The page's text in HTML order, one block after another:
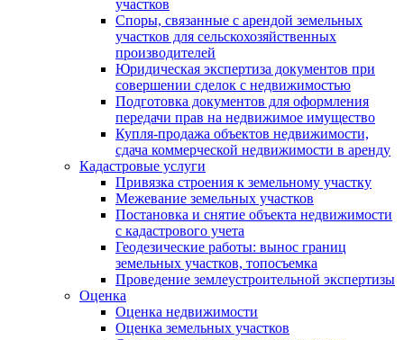
участков
Споры, связанные с арендой земельных
участков для сельскохозяйственных
производителей
Юридическая экспертиза документов при
совершении сделок с недвижимостью
Подготовка документов для оформления
передачи прав на недвижимое имущество
Купля-продажа объектов недвижимости,
сдача коммерческой недвижимости в аренду
Кадастровые услуги
Привязка строения к земельному участку
Межевание земельных участков
Постановка и снятие объекта недвижимости
с кадастрового учета
Геодезические работы: вынос границ
земельных участков, топосъемка
Проведение землеустроительной экспертизы
Оценка
Оценка недвижимости
Оценка земельных участков